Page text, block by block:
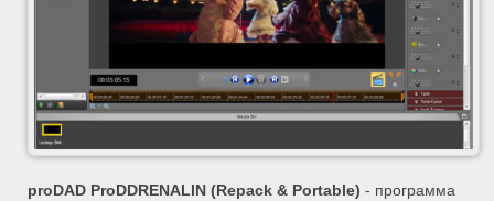
proDAD ProDDRENALIN (Repack & Portable) - программа